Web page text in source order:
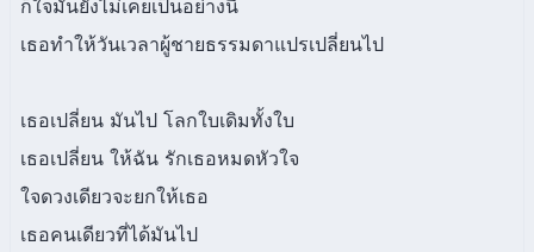
ก็ใจมันยังไม่เคยเป็นอย่างนี้
เธอทำให้วันเวลาผู้ชายธรรมดาแปรเปลี่ยนไป
เธอเปลี่ยน มันไป โลกใบเดิมทั้งใบ
เธอเปลี่ยน ให้ฉัน รักเธอหมดหัวใจ
ใจดวงเดียวจะยกให้เธอ
เธอคนเดียวที่ได้มันไป